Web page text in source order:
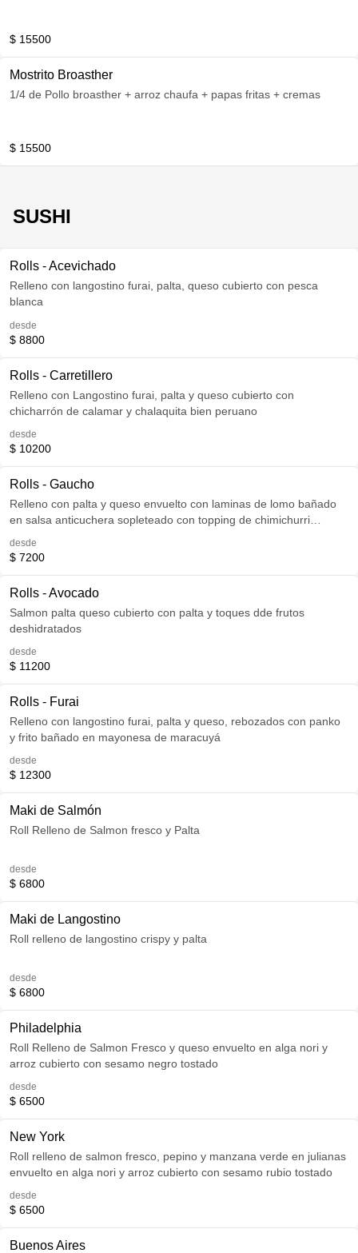
$ 15500
Mostrito Broasther
1/4 de Pollo broasther + arroz chaufa + papas fritas + cremas
$ 15500
SUSHI
Rolls - Acevichado
Relleno con langostino furai, palta, queso cubierto con pesca
blanca
desde
$ 8800
Rolls - Carretillero
Relleno con Langostino furai, palta y queso cubierto con
chicharrón de calamar y chalaquita bien peruano
desde
$ 10200
Rolls - Gaucho
Relleno con palta y queso envuelto con laminas de lomo bañado
en salsa anticuchera sopleteado con topping de chimichurri
desde
$ 7200
Rolls - Avocado
Salmon palta queso cubierto con palta y toques dde frutos
deshidratados
desde
$ 11200
Rolls - Furai
Relleno con langostino furai, palta y queso, rebozados con panko
y frito bañado en mayonesa de maracuyá
desde
$ 12300
Maki de Salmón
Roll Relleno de Salmon fresco y Palta
desde
$ 6800
Maki de Langostino
Roll relleno de langostino crispy y palta
desde
$ 6800
Philadelphia
Roll Relleno de Salmon Fresco y queso envuelto en alga nori y
arroz cubierto con sesamo negro tostado
desde
$ 6500
New York
Roll relleno de salmon fresco, pepino y manzana verde en julianas
envuelto en alga nori y arroz cubierto con sesamo rubio tostado
desde
$ 6500
Buenos Aires